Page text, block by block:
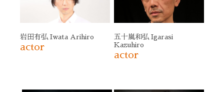
岩田有弘 Iwata Arihiro
actor
五十嵐和弘 Igarasi
Kazuhiro
actor